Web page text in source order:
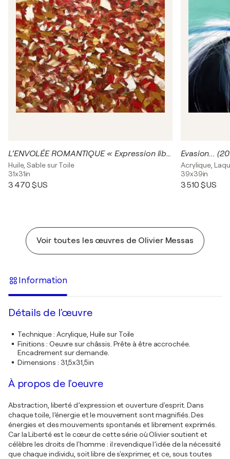
L’ENVOLÉE ROMANTIQUE « Expression libre 2019 »
Huile, Sable sur Toile
31x31in
3 470 $US
Evasion...
Acrylique,
39x39in
3 510 $US
Voir toutes les œuvres de Olivier Messas
Information
Détails de l'œuvre
Technique: Acrylique, Huile sur Toile
Finitions : Oeuvre sur châssis. Prête à être accrochée.
Encadrement sur demande.
Dimensions : 31,5x31,5in
À propos de l'oeuvre
Abstraction, liberté d’expression et ouverture d'esprit. Dans
chaque toile, l’énergie et le mouvement sont magnifiés. Des
énergies et des mouvements spontanés et librement exprimés.
Car la Liberté est le cœur de cette série où Olivier soutient et
célèbre les droits de l'homme : il revendique l’idée de la nécessité
que chaque individu, soit libre de s'exprimer, et ce, sous toutes